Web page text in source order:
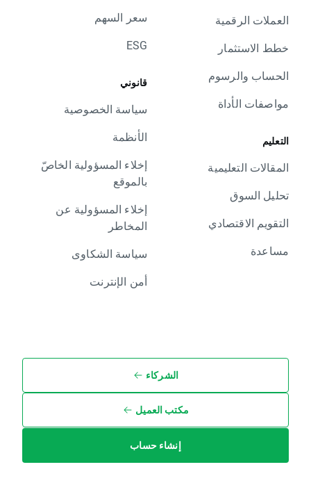
العملات الرقمية
خطط الاستثمار
الحساب والرسوم
مواصفات الأداة
التعليم
المقالات التعليمية
تحليل السوق
التقويم الاقتصادي
مساعدة
سعر السهم
ESG
قانوني
سياسة الخصوصية
الأنظمة
إخلاء المسؤولية الخاصّ
بالموقع
إخلاء المسؤولية عن
المخاطر
سياسة الشكاوى
أمن الإنترنت
الشركاء
مكتب العميل
إنشاء حساب